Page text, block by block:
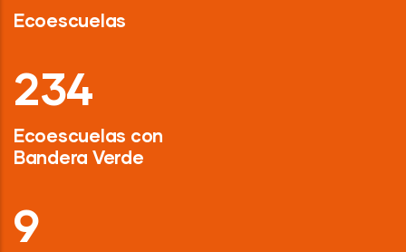
Ecoescuelas
326
Ecoescuelas con
Bandera Verde
13